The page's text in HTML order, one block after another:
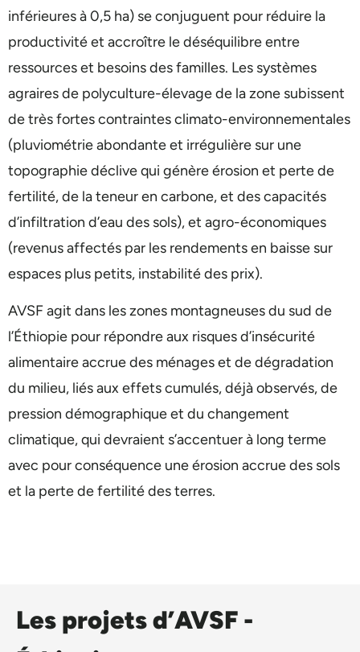
inférieures à 0,5 ha) se conjuguent pour réduire la
productivité et accroître le déséquilibre entre
ressources et besoins des familles. Les systèmes
agraires de polyculture-élevage de la zone subissent
de très fortes contraintes climato-environnementales
(pluviométrie abondante et irrégulière sur une
topographie déclive qui génère érosion et perte de
fertilité, de la teneur en carbone, et des capacités
d’infiltration d’eau des sols), et agro-économiques
(revenus affectés par les rendements en baisse sur
espaces plus petits, instabilité des prix).
AVSF agit dans les zones montagneuses du sud de
l’Éthiopie pour répondre aux risques d’insécurité
alimentaire accrue des ménages et de dégradation
du milieu, liés aux effets cumulés, déjà observés, de
pression démographique et du changement
climatique, qui devraient s’accentuer à long terme
avec pour conséquence une érosion accrue des sols
et la perte de fertilité des terres.
Les projets d’AVSF -